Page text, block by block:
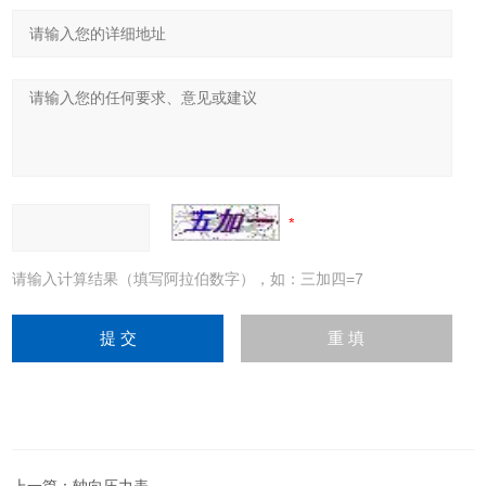
请输入计算结果（填写阿拉伯数字），如：三加四=7